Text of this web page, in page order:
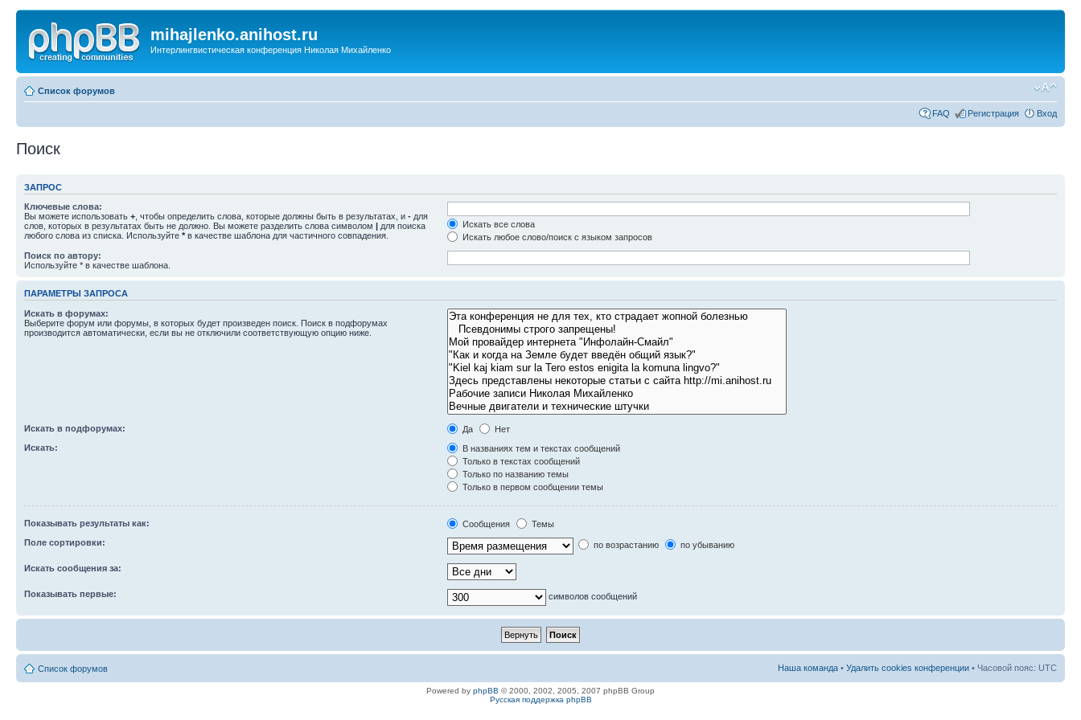
mihajlenko.anihost.ru
Интерлингвистическая конференция Николая Михайленко
Список форумов
FAQ Регистрация Вход
Поиск
ЗАПРОС
Ключевые слова:
Вы можете использовать + , чтобы определить слова, которые должны быть в результатах, и - для
слов, которых в результатах быть не должно. Вы можете разделить слова символом | для поиска
любого слова из списка. Используйте * в качестве шаблона для частичного совпадения.
Искать все слова
Искать любое слово/поиск с языком запросов
Поиск по автору:
Используйте * в качестве шаблона.
ПАРАМЕТРЫ ЗАПРОСА
Искать в форумах:
Выберите форум или форумы, в которых будет произведен поиск. Поиск в подфорумах
производится автоматически, если вы не отключили соответствующую опцию ниже.
Искать в подфорумах: Да
Нет
Искать:
В названиях тем и текстах сообщений
Только в текстах сообщений
Только по названию темы
Только в первом сообщении темы
Показывать результаты как: Сообщения
Темы
Поле сортировки:
по возрастанию по убыванию
Искать сообщения за:
Показывать первые: символов сообщений
Список форумов Наша команда • Удалить cookies конференции • Часовой пояс: UTC
Powered by phpBB © 2000, 2002, 2005, 2007 phpBB Group
Русская поддержка phpBB